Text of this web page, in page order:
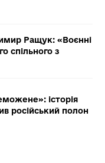
Ращук: «Воєнні
спільного з
історія
російський полон